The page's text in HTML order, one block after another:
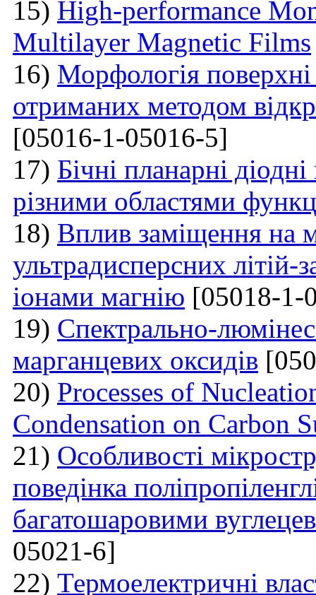
15) High-performance
Multilayer Magnetic Films
16) Морфологія
отриманих методом
[05016-1-05016-5]
17) Бічні планарні
різними областями
18) Вплив заміщення на
ультрадисперсних
іонами магнію [05018-1-
19) Спектрально-
марганцевих оксидів
20) Processes of
Condensation on Carbon
21) Особливості
поведінка
багатошаровими
05021-6]
22) Термоелектричні